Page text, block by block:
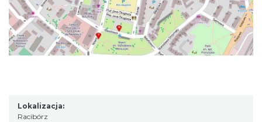
Lokalizacja:
Racibórz